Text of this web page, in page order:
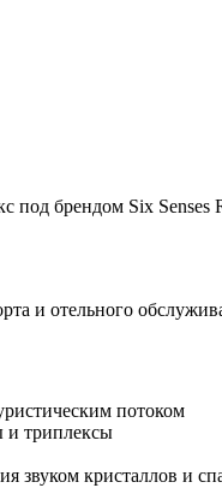
брендом Six Senses
и отельного
потоком
и триплексы
звуком кристаллов и